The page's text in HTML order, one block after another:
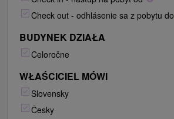
Check out - odhlásenie sa z pobytu do
BUDYNEK DZIAŁA
Celoročne
WŁAŚCICIEL MÓWI
Slovensky
Česky